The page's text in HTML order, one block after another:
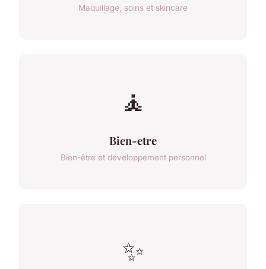
Maquillage, soins et skincare
🧘
Bien-etre
Bien-être et développement personnel
✨